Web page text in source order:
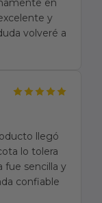
en
y
volveré a
llegó
lo tolera
fue sencilla y
confiable